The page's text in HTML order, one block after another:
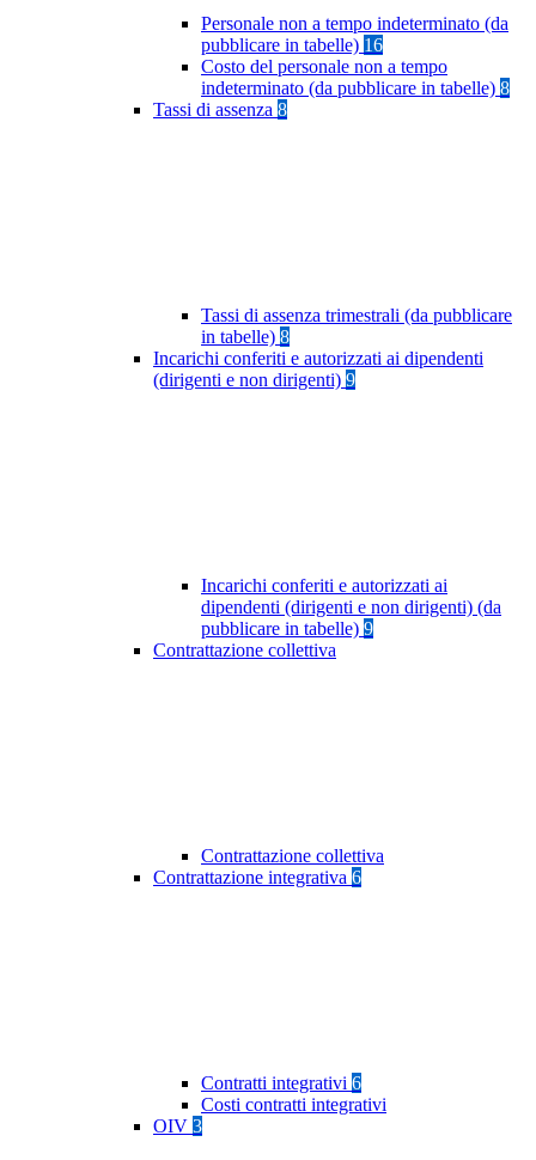
Personale non a tempo indeterminato (da
pubblicare in tabelle) 16
Costo del personale non a tempo
indeterminato (da pubblicare in tabelle) 8
Tassi di assenza 8
Tassi di assenza trimestrali (da pubblicare
in tabelle) 8
Incarichi conferiti e autorizzati ai dipendenti
(dirigenti e non dirigenti) 9
Incarichi conferiti e autorizzati ai
dipendenti (dirigenti e non dirigenti) (da
pubblicare in tabelle) 9
Contrattazione collettiva
Contrattazione collettiva
Contrattazione integrativa 6
Contratti integrativi 6
Costi contratti integrativi
OIV 3